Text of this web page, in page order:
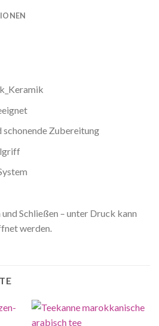
Zubereitung
Schließen – unter Druck kann
werden.